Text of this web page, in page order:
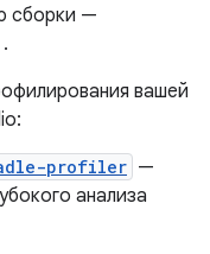
сборки —
.
вашей
profiler —
анализа